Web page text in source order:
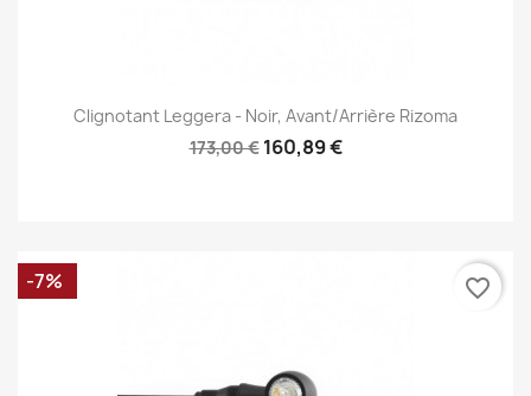
Clignotant Leggera - Noir, Avant/Arrière Rizoma
173,00 € 160,89 €
-7% favorite_border